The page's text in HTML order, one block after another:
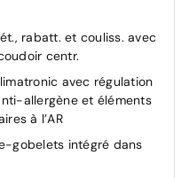
rabatt. et couliss. avec
centr.
avec régulation
allergène et éléments
à l’AR
gobelets intégré dans